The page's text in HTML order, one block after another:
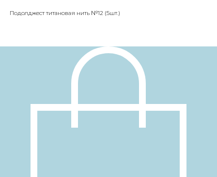
Подолджест титановая нить №12 (5шт.)